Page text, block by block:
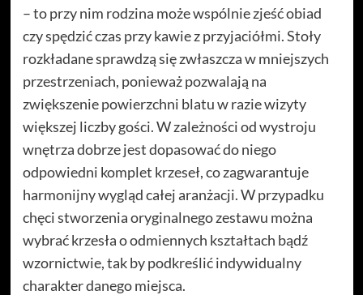
– to przy nim rodzina może wspólnie zjeść obiad
czy spędzić czas przy kawie z przyjaciółmi. Stoły
rozkładane sprawdzą się zwłaszcza w mniejszych
przestrzeniach, ponieważ pozwalają na
zwiększenie powierzchni blatu w razie wizyty
większej liczby gości. W zależności od wystroju
wnętrza dobrze jest dopasować do niego
odpowiedni komplet krzeseł, co zagwarantuje
harmonijny wygląd całej aranżacji. W przypadku
chęci stworzenia oryginalnego zestawu można
wybrać krzesła o odmiennych kształtach bądź
wzornictwie, tak by podkreślić indywidualny
charakter danego miejsca.